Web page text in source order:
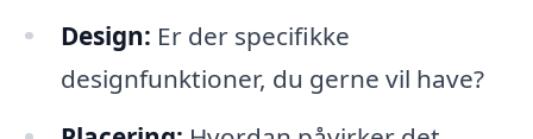
Design: Er der specifikke
designfunktioner, du gerne vil have?